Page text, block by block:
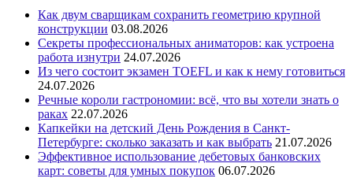
Как двум сварщикам сохранить геометрию крупной
конструкции 03.08.2026
Секреты профессиональных аниматоров: как устроена
работа изнутри 24.07.2026
Из чего состоит экзамен TOEFL и как к нему готовиться
24.07.2026
Речные короли гастрономии: всё, что вы хотели знать о
раках 22.07.2026
Капкейки на детский День Рождения в Санкт-
Петербурге: сколько заказать и как выбрать 21.07.2026
Эффективное использование дебетовых банковских
карт: советы для умных покупок 06.07.2026